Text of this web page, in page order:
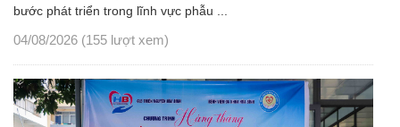
bước phát triển trong lĩnh vực phẫu ...
04/08/2026 (155 lượt xem)